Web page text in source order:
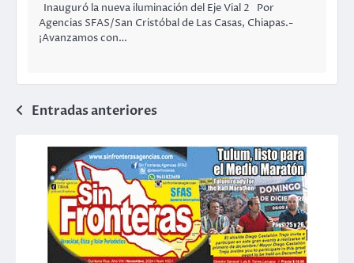
Inauguró la nueva iluminación del Eje Vial 2 Por
Agencias SFAS/San Cristóbal de Las Casas, Chiapas.-
¡Avanzamos con…
Navegación
entradas
Entradas anteriores